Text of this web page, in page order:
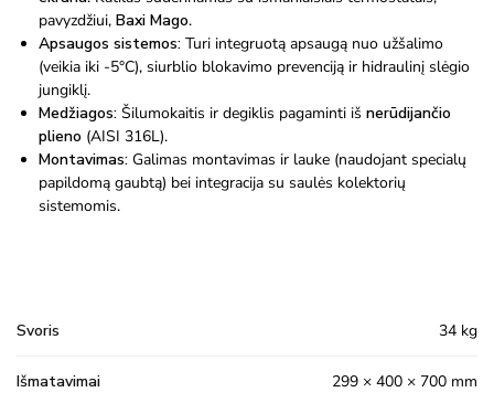
pavyzdžiui, Baxi Mago.
Apsaugos sistemos: Turi integruotą apsaugą nuo užšalimo
(veikia iki -5°C), siurblio blokavimo prevenciją ir hidraulinį slėgio
jungiklį.
Medžiagos: Šilumokaitis ir degiklis pagaminti iš nerūdijančio
plieno (AISI 316L).
Montavimas: Galimas montavimas ir lauke (naudojant specialų
papildomą gaubtą) bei integracija su saulės kolektorių
sistemomis.
Svoris 34 kg
Išmatavimai 299 × 400 × 700 mm